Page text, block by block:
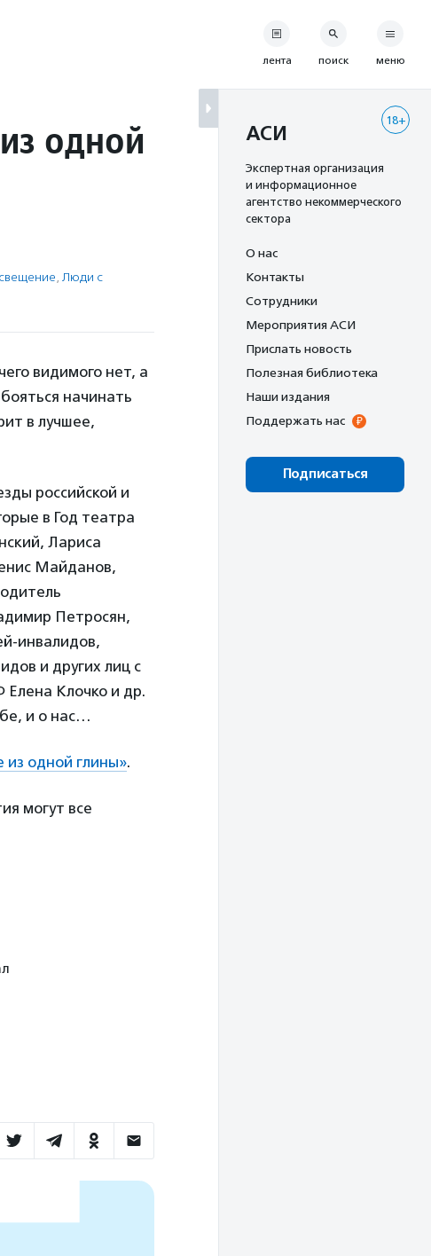
одной
, Люди с
видимого нет, а
начинать
в лучшее,
российской и
в Год театра
Лариса
Майданов,
Петросян,
инвалидов,
и других лиц с
Клочко и др.
и о нас…
из одной глины».
могут все
лента поиск меню
18+
АСИ
Экспертная организация
и информационное
агентство некоммерческого
сектора
О нас
Контакты
Сотрудники
Мероприятия АСИ
Прислать новость
Полезная библиотека
Наши издания
Поддержать нас
Подписаться